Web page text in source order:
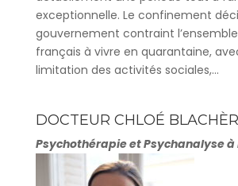
exceptionnelle. Le confinement
gouvernement contraint
français à vivre en quarantaine,
limitation des activités sociales,...
DOCTEUR CHLOÉ
Psychothérapie et Psychanalyse à